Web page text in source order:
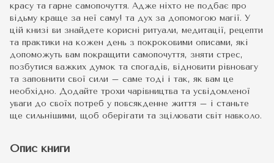
красу та гарне самопочуття. Адже ніхто не подбає про
відьму краще за неї саму! та дух за допомогою магії. У
цій книзі ви знайдете корисні ритуали, медитації, рецепти
та практики на кожен день з покроковими описами, які
допоможуть вам покращити самопочуття, зняти стрес,
позбутися важких думок та спогадів, відновити рівновагу
та заповнити свої сили – саме тоді і так, як вам це
необхідно. Додайте трохи чарівництва та усвідомленої
уваги до своїх потреб у повсякденне життя – і станьте
ще сильнішими, щоб оберігати та зцілювати світ навколо.
Опис книги